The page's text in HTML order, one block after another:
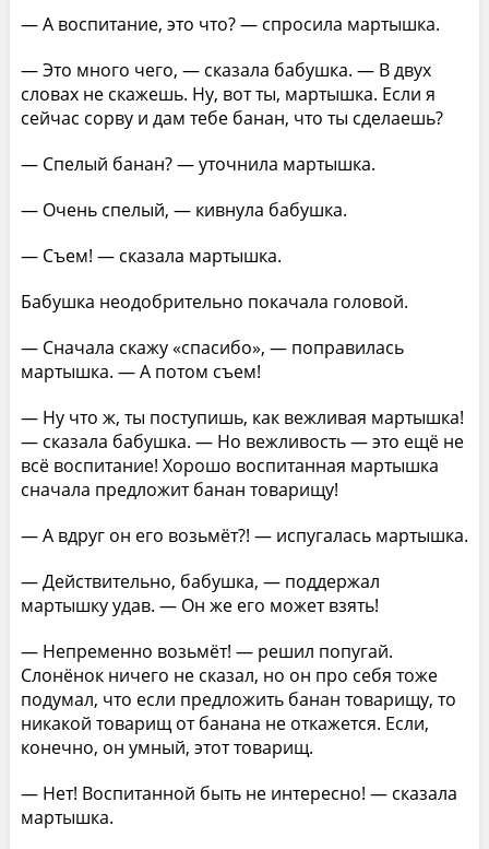
— А воспитание, это что? — спросила мартышка.
— Это много чего, — сказала бабушка. — В двух
словах не скажешь. Ну, вот ты, мартышка. Если я
сейчас сорву и дам тебе банан, что ты сделаешь?
— Спелый банан? — уточнила мартышка.
— Очень спелый, — кивнула бабушка.
— Съем! — сказала мартышка.
Бабушка неодобрительно покачала головой.
— Сначала скажу «спасибо», — поправилась
мартышка. — А потом съем!
— Ну что ж, ты поступишь, как вежливая мартышка!
— сказала бабушка. — Но вежливость — это ещё не
всё воспитание! Хорошо воспитанная мартышка
сначала предложит банан товарищу!
— А вдруг он его возьмёт?! — испугалась мартышка.
— Действительно, бабушка, — поддержал
мартышку удав. — Он же его может взять!
— Непременно возьмёт! — решил попугай.
Слонёнок ничего не сказал, но он про себя тоже
подумал, что если предложить банан товарищу, то
никакой товарищ от банана не откажется. Если,
конечно, он умный, этот товарищ.
— Нет! Воспитанной быть не интересно! — сказала
мартышка.